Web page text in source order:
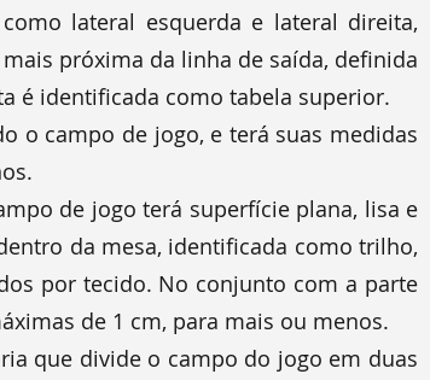
lateral esquerda e lateral direita,
próxima da linha de saída, definida
é identificada como tabela superior.
o campo de jogo, e terá suas medidas
de jogo terá superfície plana, lisa e
da mesa, identificada como trilho,
por tecido. No conjunto com a parte
de 1 cm, para mais ou menos.
que divide o campo do jogo em duas